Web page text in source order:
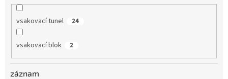
vsakovací tunel 24
vsakovací blok 2
záznam